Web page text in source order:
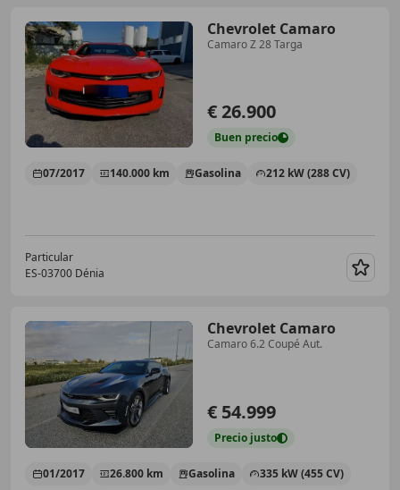
Chevrolet Camaro
Camaro Z 28 Targa
€ 26.900
Buen precio
07/2017 140.000 km Gasolina 212 kW (288 CV)
Particular
ES-03700 Dénia
Chevrolet Camaro
Camaro 6.2 Coupé Aut.
€ 54.999
Precio justo
01/2017 26.800 km Gasolina 335 kW (455 CV)